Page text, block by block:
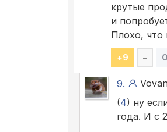
крутые
и
Плохо, что
+9 –
9.
(4) ну
года. И с